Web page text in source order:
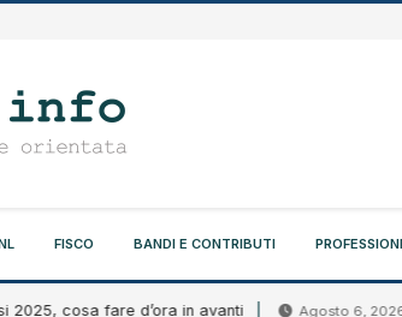
FISCO BANDI E CONTRIBUTI
fare d’ora in avanti Agosto 6, 2026